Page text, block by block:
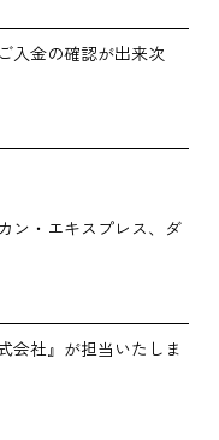
入金の確認が出来次
ン・エキスプレス、ダ
会社』が担当いたしま